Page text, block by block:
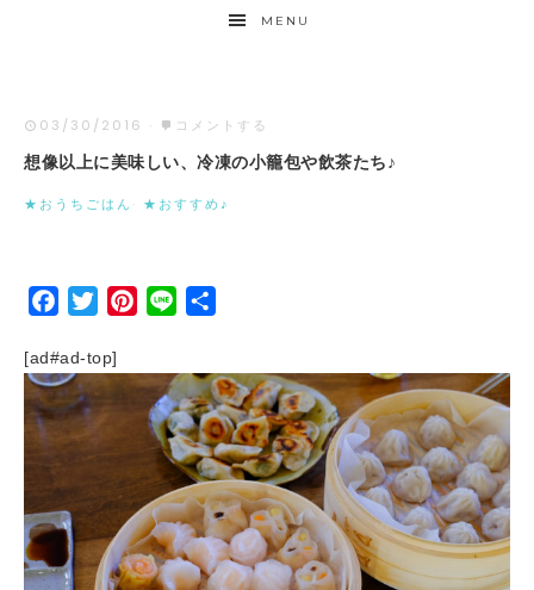
MENU
03/30/2016 ·
コメントする
想像以上に美味しい、冷凍の小籠包や飲茶たち♪
★おうちごはん · ★おすすめ♪
Facebook
TwitterPinterest
Line
[ad#ad-top]